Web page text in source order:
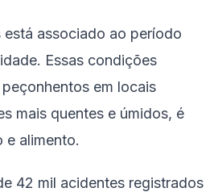
associado ao período
Essas condições
em locais
mais quentes e úmidos, é
e alimento.
42 mil acidentes registrados